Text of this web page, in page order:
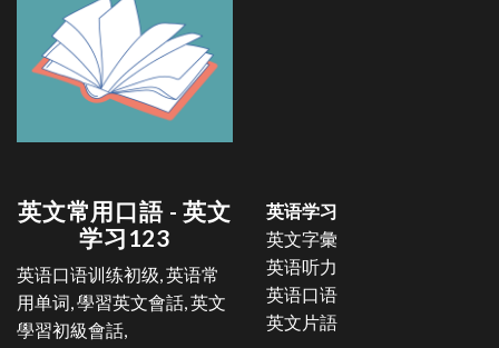
英文常用口語 - 英文
学习123
英语口语训练初级, 英语常
用单词, 學習英文會話, 英文
學習初級會話,
英语学习
英文字彙
英语听力
英语口语
英文片語